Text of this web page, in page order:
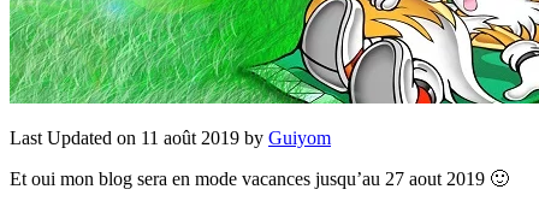
Last Updated on 11 août 2019 by Guiyom
Et oui mon blog sera en mode vacances jusqu’au 27 aout 2019 🙂